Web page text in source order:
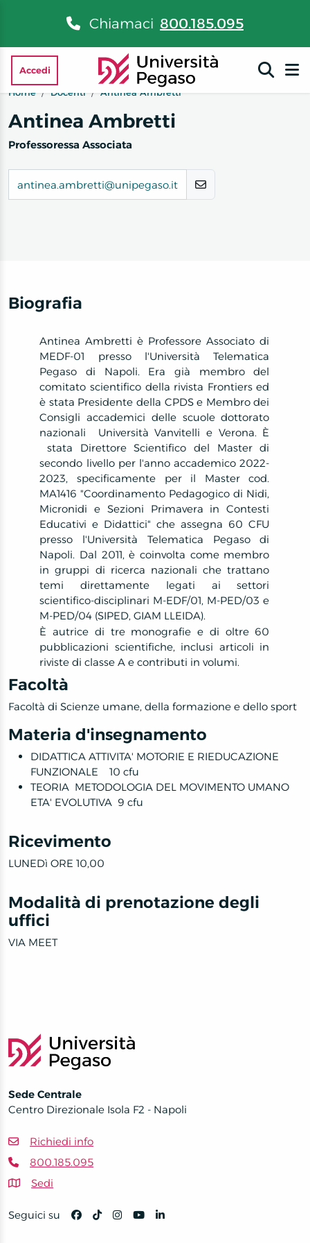
Chiamaci 800.185.095
Accedi
Home
Docenti Antinea Ambretti
Antinea Ambretti
Professoressa Associata
antinea.ambretti@unipegaso.it
Biografia
Antinea Ambretti è Professore Associato di
MEDF-01 presso l'Università Telematica
Pegaso di Napoli. Era già membro del
comitato scientifico della rivista Frontiers ed
è stata Presidente della CPDS e Membro dei
Consigli accademici delle scuole dottorato
nazionali Università Vanvitelli e Verona. È
stata Direttore Scientifico del Master di
secondo livello per l'anno accademico 2022-
2023, specificamente per il Master cod.
MA1416 "Coordinamento Pedagogico di Nidi,
Micronidi e Sezioni Primavera in Contesti
Educativi e Didattici" che assegna 60 CFU
presso l'Università Telematica Pegaso di
Napoli. Dal 2011, è coinvolta come membro
in gruppi di ricerca nazionali che trattano
temi direttamente legati ai settori
scientifico-disciplinari M-EDF/01, M-PED/03 e
M-PED/04 (SIPED, GIAM LLEIDA).
È autrice di tre monografie e di oltre 60
pubblicazioni scientifiche, inclusi articoli in
riviste di classe A e contributi in volumi.
Facoltà
Facoltà di Scienze umane, della formazione e dello sport
Materia d'insegnamento
DIDATTICA ATTIVITA' MOTORIE E RIEDUCAZIONE
FUNZIONALE 10 cfu
TEORIA METODOLOGIA DEL MOVIMENTO UMANO
ETA' EVOLUTIVA 9 cfu
Ricevimento
LUNEDì ORE 10,00
Modalità di prenotazione degli
uffici
VIA MEET
Sede Centrale
Centro Direzionale Isola F2 - Napoli
Richiedi info
800.185.095
Sedi
Seguici su